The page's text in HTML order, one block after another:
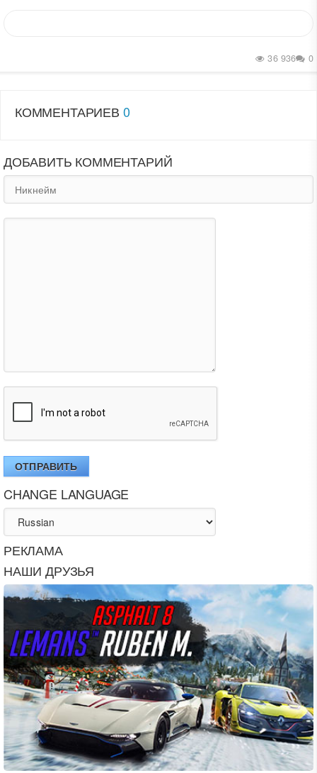
0
36 936
КОММЕНТАРИЕВ 0
ДОБАВИТЬ КОММЕНТАРИЙ
ОТПРАВИТЬ
CHANGE LANGUAGE
РЕКЛАМА
НАШИ ДРУЗЬЯ